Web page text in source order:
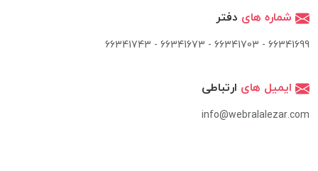
شماره های دفتر
66341699 - 66341703 - 66341673 - 66341743
ایمیل های ارتباطی
info@webralalezar.com